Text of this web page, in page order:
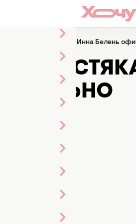
Холостяка 13 Инна Белень